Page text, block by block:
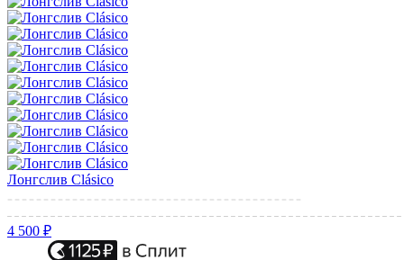
Лонгслив Clásico
4 500 ₽